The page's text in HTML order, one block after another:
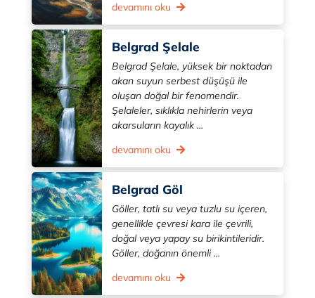
devamını oku
Belgrad Şelale
Belgrad Şelale, yüksek bir noktadan
akan suyun serbest düşüşü ile
oluşan doğal bir fenomendir.
Şelaleler, sıklıkla nehirlerin veya
akarsuların kayalık ...
devamını oku
Belgrad Göl
Göller, tatlı su veya tuzlu su içeren,
genellikle çevresi kara ile çevrili,
doğal veya yapay su birikintileridir.
Göller, doğanın önemli ...
devamını oku